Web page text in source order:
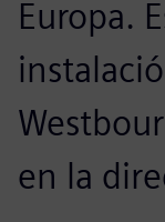
Europa.
en la